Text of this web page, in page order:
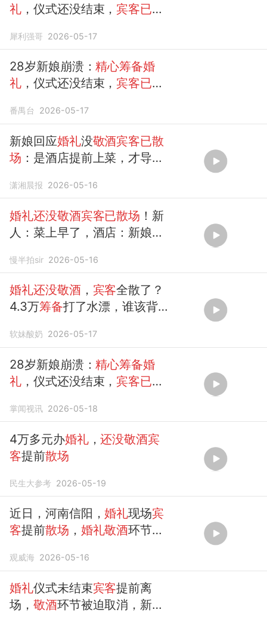
礼 ，仪式还没结束， 宾客已提
钟……
犀利强哥 2026-05-17
28岁新娘崩溃：精心筹备婚
礼 ，仪式还没结束， 宾客已提
钟，客人要走也留不住……
番禺台 2026-05-17
新娘回应婚礼没敬酒宾客已散
场 ：是酒店提前上菜，才导致
潇湘晨报 2026-05-16
婚礼还没敬酒宾客已散场 ！新
人：菜上早了，酒店：新娘换
慢半拍sir 2026-05-16
婚礼还没敬酒， 宾客全散了？
4.3万筹备打了水漂，谁该背
软妹酸奶 2026-05-17
28岁新娘崩溃：精心筹备婚
礼 ，仪式还没结束， 宾客已提
掌闻视讯 2026-05-18
4万多元办婚礼，还没敬酒宾
客提前散场
民生大参考 2026-05-19
近日，河南信阳，婚礼现场宾
客提前散场 ， 婚礼敬酒环节直
早，酒店：是新娘换装时...
观威海 2026-05-16
婚礼仪式未结束宾客提前离
场，敬酒环节被迫取消，新